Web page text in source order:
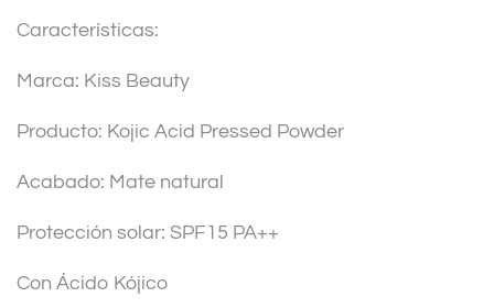
Características:
Marca: Kiss Beauty
Producto: Kojic Acid Pressed Powder
Acabado: Mate natural
Protección solar: SPF15 PA++
Con Ácido Kójico